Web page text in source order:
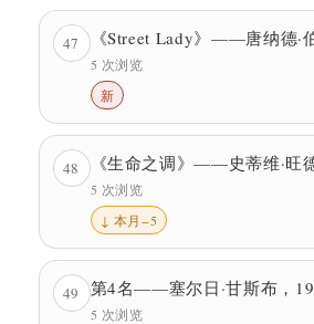
47 《Street Lady》——唐纳德·
5 次浏览
新
48 《生命之调》——史蒂维·旺
5 次浏览
↓ 本月−5
49 第4名——塞尔日·甘斯布，
5 次浏览